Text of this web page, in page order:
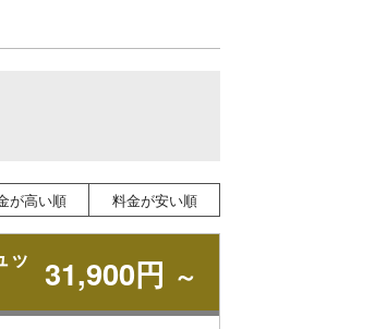
が高い順 料金が安い順
ッ 31,900円 ～